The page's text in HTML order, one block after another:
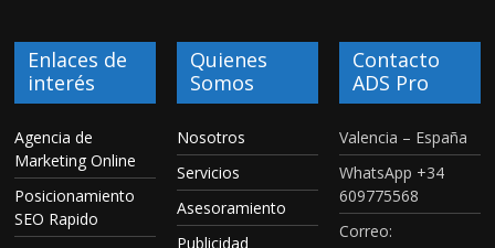
Enlaces de
interés
Agencia de
Marketing Online
Posicionamiento
SEO Rapido
Quienes
Somos
Nosotros
Servicios
Asesoramiento
Publicidad
Contacto
ADS Pro
Valencia – España
WhatsApp +34
609775568
Correo: